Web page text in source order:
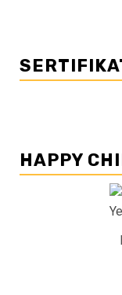
HAPPY